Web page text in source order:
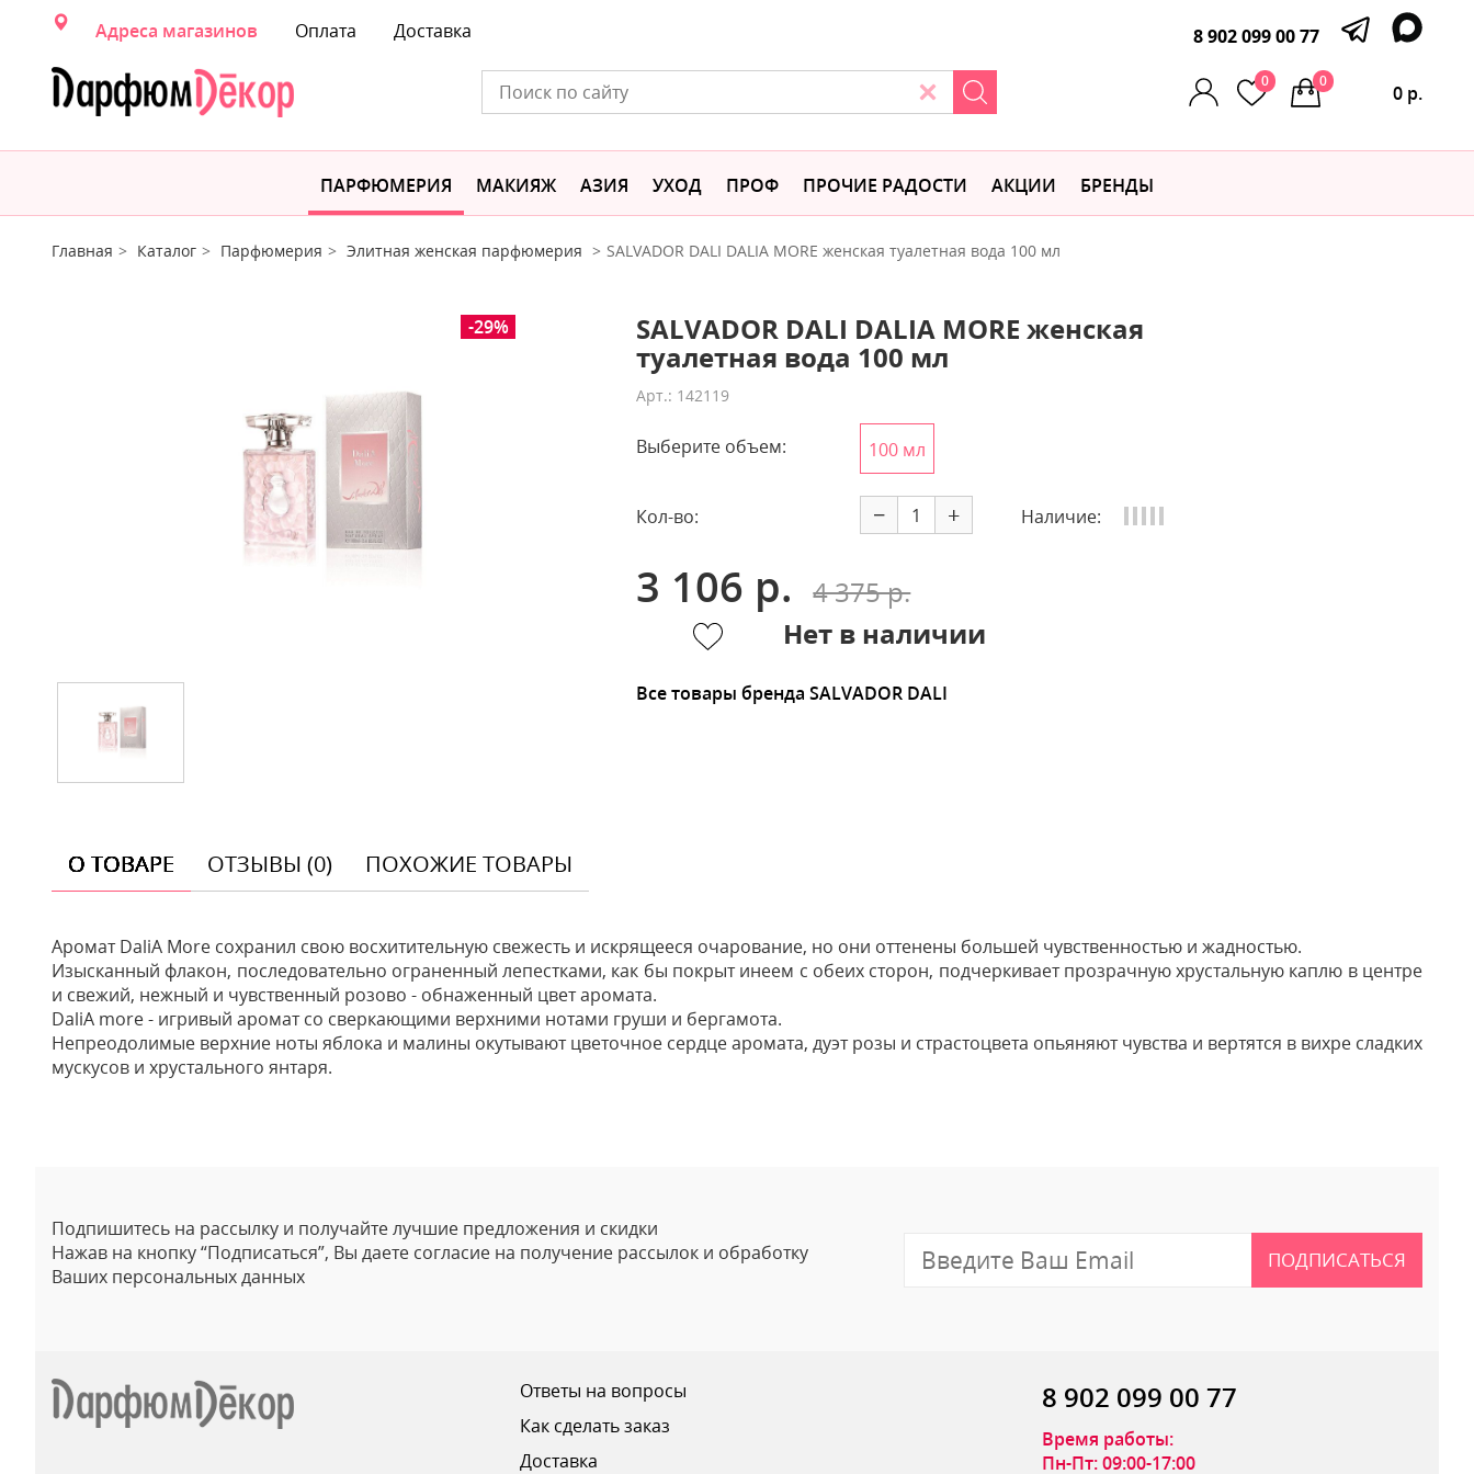
Адреса магазинов Оплата Доставка 8 902 099 00 77
0
0 р.
0
ПАРФЮМЕРИЯ МАКИЯЖ АЗИЯ УХОД ПРОФ ПРОЧИЕ РАДОСТИ АКЦИИ БРЕНДЫ
Главная Каталог Парфюмерия Элитная женская парфюмерия SALVADOR DALI DALIA MORE женская туалетная вода 100 мл
-29% SALVADOR DALI DALIA MORE женская
туалетная вода 100 мл
Арт.: 142119
Выберите объем: 100 мл
Кол-во: − + Наличие:
3 106 р.
4 375 р.
Нет в наличии
Все товары бренда SALVADOR DALI
О ТОВАРЕ ОТЗЫВЫ (0) ПОХОЖИЕ ТОВАРЫ
Аромат DaliA More сохранил свою восхитительную свежесть и искрящееся очарование, но они оттенены большей чувственностью и жадностью.
Изысканный флакон, последовательно ограненный лепестками, как бы покрыт инеем с обеих сторон, подчеркивает прозрачную хрустальную каплю в центре
и свежий, нежный и чувственный розово - обнаженный цвет аромата.
DaliA more - игривый аромат со сверкающими верхними нотами груши и бергамота.
Непреодолимые верхние ноты яблока и малины окутывают цветочное сердце аромата, дуэт розы и страстоцвета опьяняют чувства и вертятся в вихре сладких
мускусов и хрустального янтаря.
Подпишитесь на рассылку и получайте лучшие предложения и скидки
Нажав на кнопку “Подписаться”, Вы даете согласие на получение рассылок и обработку
Ваших персональных данных
ПОДПИСАТЬСЯ
Ответы на вопросы
Как сделать заказ
Доставка
8 902 099 00 77
Время работы:
Пн-Пт: 09:00-17:00